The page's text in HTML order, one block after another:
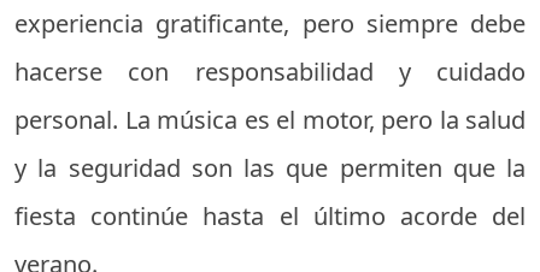
experiencia gratificante, pero siempre debe
hacerse con responsabilidad y cuidado
personal. La música es el motor, pero la salud
y la seguridad son las que permiten que la
fiesta continúe hasta el último acorde del
verano.